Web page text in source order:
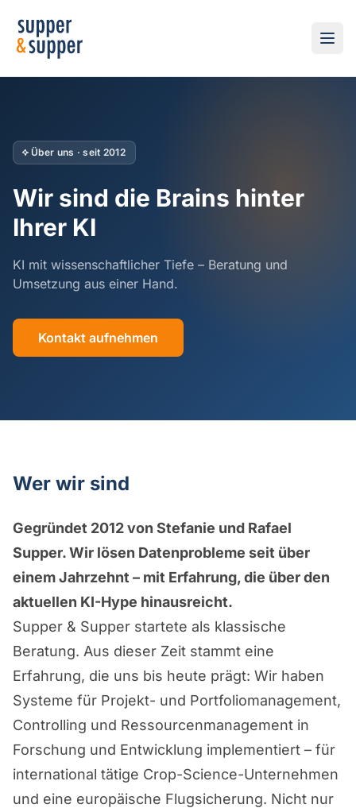
Über uns · seit 2012
Wir sind die Brains hinter
Ihrer KI
KI mit wissenschaftlicher Tiefe – Beratung und
Umsetzung aus einer Hand.
Kontakt aufnehmen
Wer wir sind
Gegründet 2012 von Stefanie und Rafael
Supper. Wir lösen Datenprobleme seit über
einem Jahrzehnt – mit Erfahrung, die über den
aktuellen KI-Hype hinausreicht.
Supper & Supper startete als klassische
Beratung. Aus dieser Zeit stammt eine
Erfahrung, die uns bis heute prägt: Wir haben
Systeme für Projekt- und Portfoliomanagement,
Controlling und Ressourcenmanagement in
Forschung und Entwicklung implementiert – für
international tätige Crop-Science-Unternehmen
und eine europäische Flugsicherung. Nicht nur